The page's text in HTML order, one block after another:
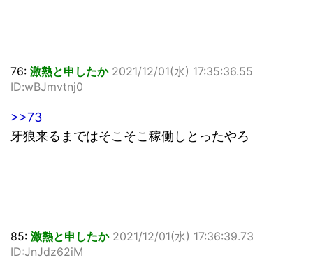
76: 激熱と申したか 2021/12/01(水) 17:35:36.55
ID:wBJmvtnj0
>>73
牙狼来るまではそこそこ稼働しとったやろ
85: 激熱と申したか 2021/12/01(水) 17:36:39.73
ID:JnJdz62iM